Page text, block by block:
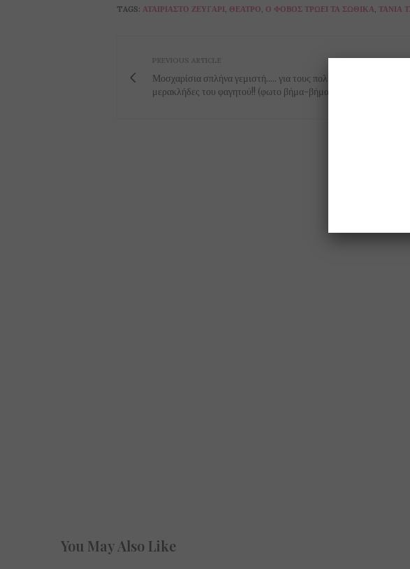
TAGS: ΑΤΑΊΡΙΑΣΤΟ ΖΕΥΓΆΡΙ, ΘΈΑΤΡΟ, Ο ΦΌΒΟΣ ΤΡΏΕΙ ΤΑ ΣΩΘΙΚΆ, ΤΆΝΙΑ
PREVIOUS ARTICLE
Μοσχαρίσια σπλήνα γεμιστή..... για τους πολύ
μερακλήδες του φαγητού!! (φωτο βήμα-βήμα)
You May Also Like